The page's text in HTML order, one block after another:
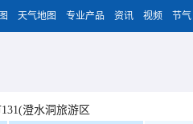
天气地图 专业产品 资讯 视频 节气
澄水洞旅游区